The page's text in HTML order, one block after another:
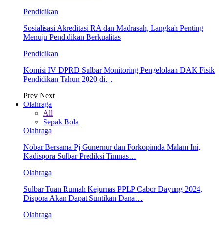
Pendidikan
Sosialisasi Akreditasi RA dan Madrasah, Langkah Penting
Menuju Pendidikan Berkualitas
Pendidikan
Komisi IV DPRD Sulbar Monitoring Pengelolaan DAK Fisik
Pendidikan Tahun 2020 di…
Prev Next
Olahraga
All
Sepak Bola
Olahraga
Nobar Bersama Pj Gunernur dan Forkopimda Malam Ini,
Kadispora Sulbar Prediksi Timnas…
Olahraga
Sulbar Tuan Rumah Kejurnas PPLP Cabor Dayung 2024,
Dispora Akan Dapat Suntikan Dana…
Olahraga